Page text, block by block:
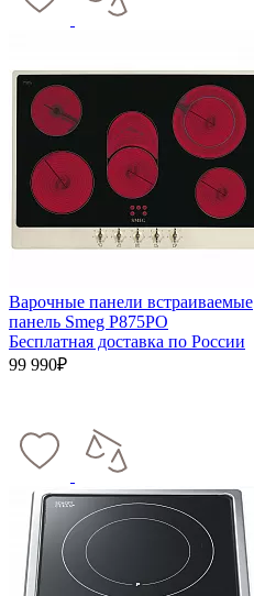
Варочные панели встраиваемые
панель Smeg P875PO
Бесплатная доставка по России
99 990₽